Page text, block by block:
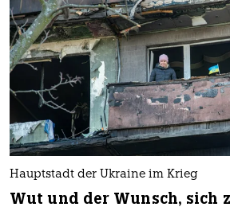
Hauptstadt der Ukraine im Krieg
Wut und der Wunsch, sich